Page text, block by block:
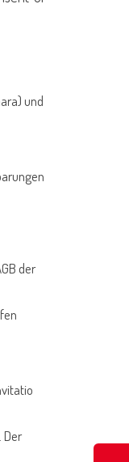
und
der
Der